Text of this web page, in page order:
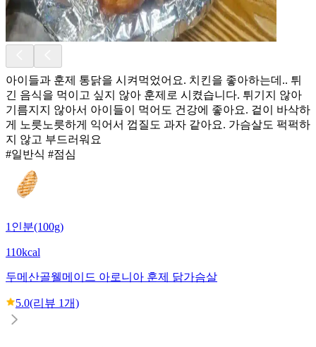
아이들과 훈제 통닭을 시켜먹었어요. 치킨을 좋아하는데.. 튀
긴 음식을 먹이고 싶지 않아 훈제로 시켰습니다. 튀기지 않아
기름지지 않아서 아이들이 먹어도 건강에 좋아요. 겉이 바삭하
게 노릇노릇하게 익어서 껍질도 과자 같아요. 가슴살도 퍽퍽하
지 않고 부드러워요
#일반식 #점심
1인분(100g)
110kcal
두메산골웰메이드 아로니아 훈제 닭가슴살
5.0(리뷰 1개)